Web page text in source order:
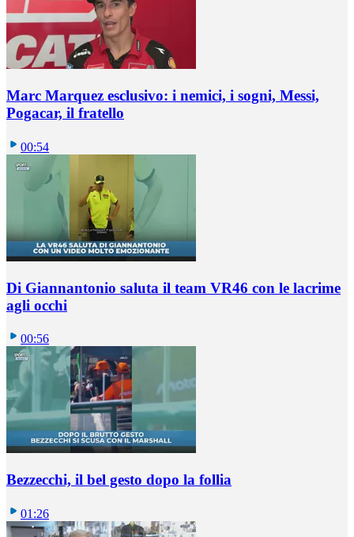
Marc Marquez esclusivo: i nemici, i sogni, Messi,
Pogacar, il fratello
00:54
Di Giannantonio saluta il team VR46 con le lacrime
agli occhi
00:56
Bezzecchi, il bel gesto dopo la follia
01:26